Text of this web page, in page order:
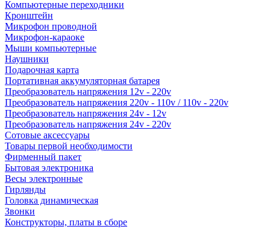
Компьютерные переходники
Кронштейн
Микрофон проводной
Микрофон-караоке
Мыши компьютерные
Наушники
Подарочная карта
Портативная аккумуляторная батарея
Преобразователь напряжения 12v - 220v
Преобразователь напряжения 220v - 110v / 110v - 220v
Преобразователь напряжения 24v - 12v
Преобразователь напряжения 24v - 220v
Сотовые аксессуары
Товары первой необходимости
Фирменный пакет
Бытовая электроника
Весы электронные
Гирлянды
Головка динамическая
Звонки
Конструкторы, платы в сборе